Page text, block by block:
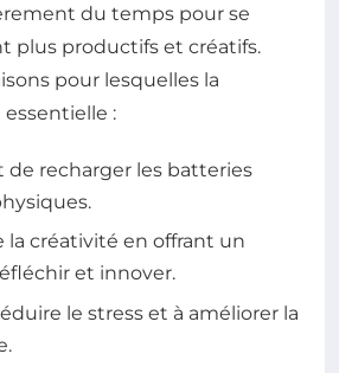
du temps pour se
plus productifs et créatifs.
pour lesquelles la
:
de recharger les batteries
la créativité en offrant un
et innover.
le stress et à améliorer la